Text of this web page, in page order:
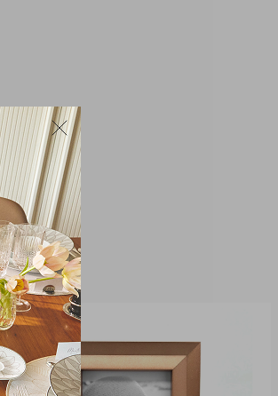
Rose 18 x 9 cm é a escolha
de charme e refinamento à
em cada detalhe.